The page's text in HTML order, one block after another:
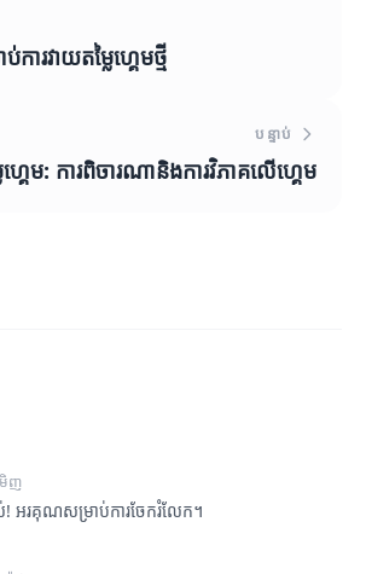
ារវាយតម្លៃហ្គេមថ្មី
បន្ទាប់
ហ្គេម: ការពិចារណានិងការវិភាគលើហ្គេម
ញ
អរគុណសម្រាប់ការចែករំលែក។